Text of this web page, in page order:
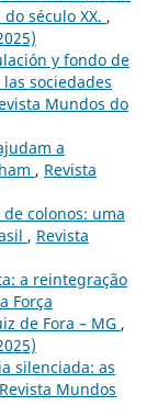
século XX. ,
y fondo de
sociedades
Mundos do
a
, Revista
colonos: uma
, Revista
a reintegração
Força
de Fora – MG ,
silenciada: as
Revista Mundos